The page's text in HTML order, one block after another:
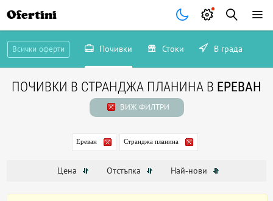
Ofertini
Всички оферти Почивки Стоки В града
ПОЧИВКИ В СТРАНДЖА ПЛАНИНА В ЕРЕВАН
ВИЖ ФИЛТРИ
Ереван Странджа планина
Цена Отстъпка Най-нови